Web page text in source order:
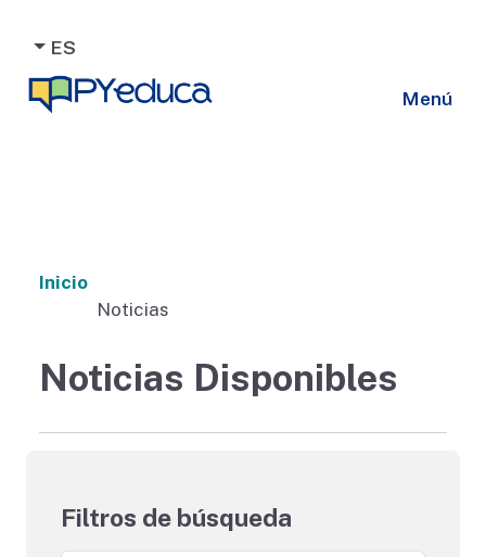
ES
Menú
Inicio
Noticias
Noticias Disponibles
Filtros de búsqueda